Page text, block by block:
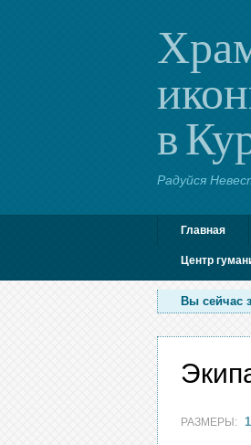
в
Радуйся
Главная
Центр
Вы сейчас
РАЗМЕРЫ: